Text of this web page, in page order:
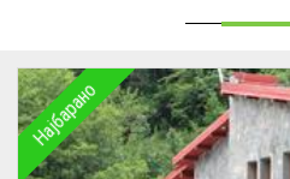
Најбарано